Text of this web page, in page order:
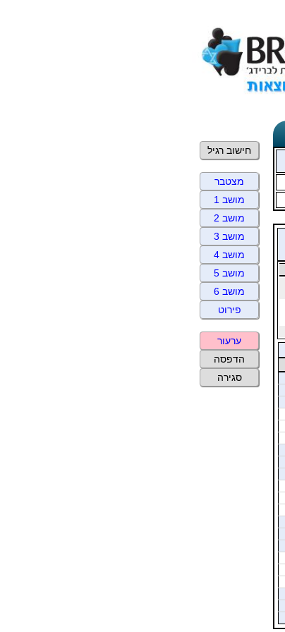
חישוב רגיל
מצטבר
מושב 1
מושב 2
מושב 3
מושב 4
מושב 5
מושב 6
פירוט
ערעור
הדפסה
סגירה